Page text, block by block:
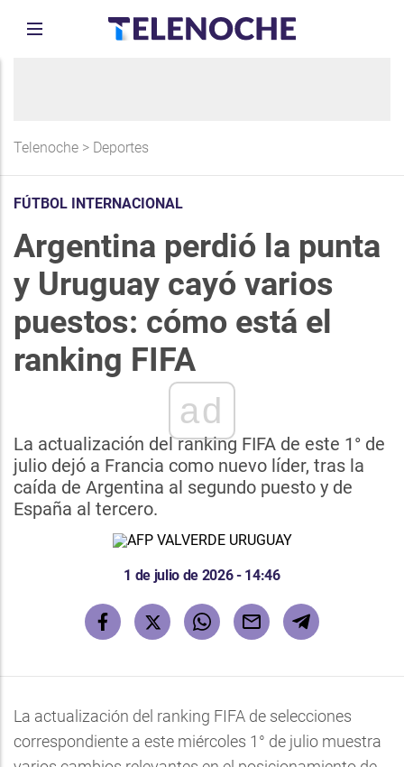
Telenoche > Deportes
FÚTBOL INTERNACIONAL
Argentina perdió la punta
y Uruguay cayó varios
puestos: cómo está el
ranking FIFA
ad
La actualización del ranking FIFA de este 1° de
julio dejó a Francia como nuevo líder, tras la
caída de Argentina al segundo puesto y de
España al tercero.
1 de julio de 2026 - 14:46
La actualización del ranking FIFA de selecciones
correspondiente a este miércoles 1° de julio muestra